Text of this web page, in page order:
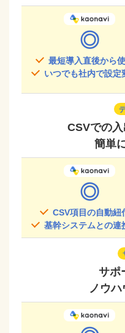
◎
最短導入直後から
いつでも社内で設定
CSVでの
簡単
◎
CSV項目の自動紐
基幹システムとの連
サポ
ノウ